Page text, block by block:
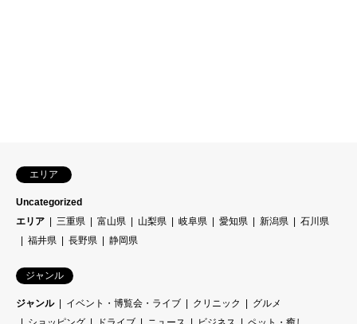
エリア
Uncategorized
エリア
三重県 富山県 山梨県 岐阜県 愛知県 新潟県
石川県
福井県
長野県 静岡県
ジャンル
ジャンル イベント・博覧会・ライブ クリニック
グルメ